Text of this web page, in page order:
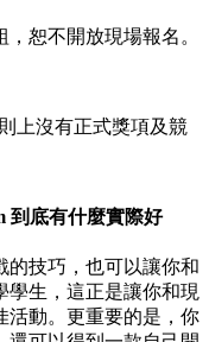
恕不開放現場報名。
上沒有正式獎項及競
到底有什麼實際好
的技巧，也可以讓你和
學生，這正是讓你和現
活動。更重要的是，你